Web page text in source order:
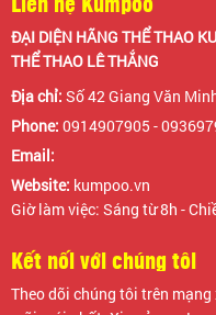
ĐẠI DIỆN HÃNG THỂ THAO
THỂ THAO LÊ THẮNG
Địa chỉ: Số 42 Giang Văn
Phone: 0914907905 -
Email:
Website: kumpoo.vn
Giờ làm việc: Sáng từ 8h -
Kết nối với chúng tôi
Theo dõi chúng tôi trên